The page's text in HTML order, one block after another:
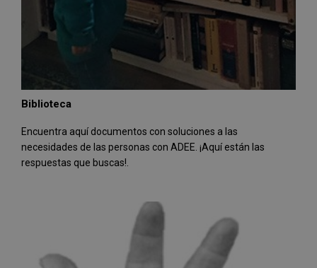
Biblioteca
Encuentra aquí documentos con soluciones a las
necesidades de las personas con ADEE. ¡Aquí están las
respuestas que buscas!.